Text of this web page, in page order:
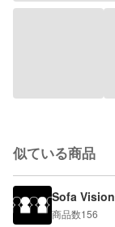
似ている商品
Sofa Vision
商品数156